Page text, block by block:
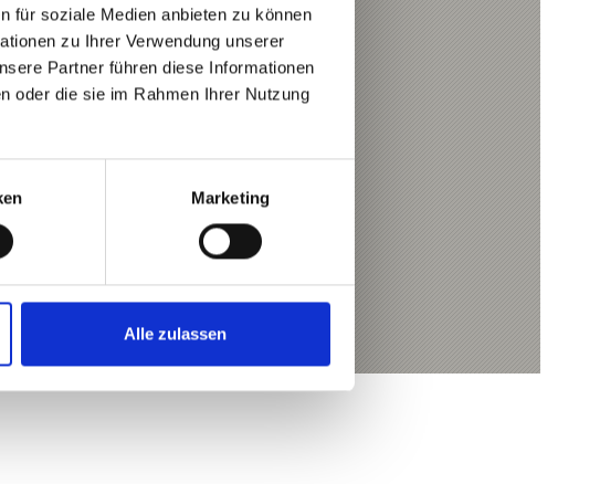
für soziale Medien anbieten zu können
zu Ihrer Verwendung unserer
Partner führen diese Informationen
oder die sie im Rahmen Ihrer Nutzung
Marketing
Alle zulassen